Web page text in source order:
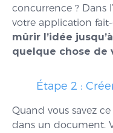
concurrence ? Dans
votre application fait-
mûrir l’idée
quelque chose de
Étape 2 :
Quand vous savez
dans un document.